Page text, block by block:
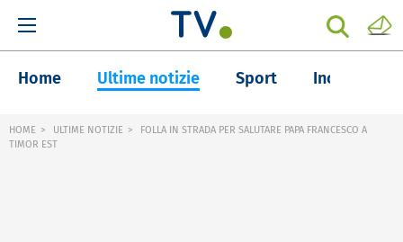
Home Ultime notizie Sport Inchieste
HOME ULTIME NOTIZIE
FOLLA IN STRADA PER SALUTARE PAPA FRANCESCO A
TIMOR EST